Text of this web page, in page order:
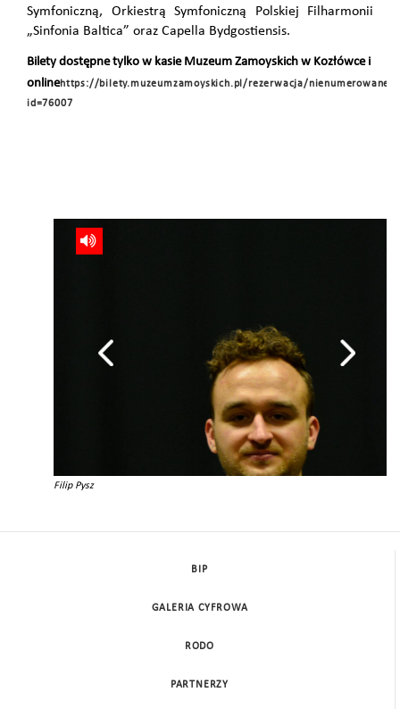
Symfoniczną, Orkiestrą Symfoniczną Polskiej Filharmonii
„Sinfonia Baltica” oraz Capella Bydgostiensis.
Bilety dostępne tylko w kasie Muzeum Zamoyskich w Kozłówce i
onlinehttps://bilety.muzeumzamoyskich.pl/rezerwacja/
id=76007
Filip Pysz
BIP
GALERIA CYFROWA
RODO
PARTNERZY